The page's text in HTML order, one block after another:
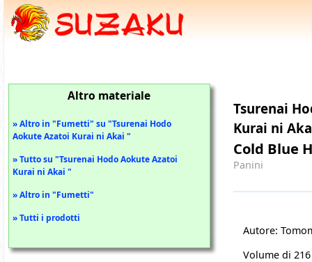
Tsurenai
Kurai ni
Cold Blue
Panini
Autore:
Volume di
Altro materiale
» Altro in "Fumetti" su "Tsurenai Hodo
Aokute Azatoi Kurai ni Akai "
» Tutto su "Tsurenai Hodo Aokute Azatoi
Kurai ni Akai "
» Altro in "Fumetti"
» Tutti i prodotti